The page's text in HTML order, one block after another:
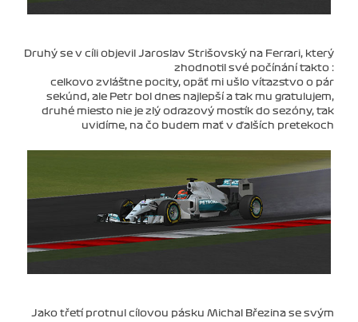
Druhý se v cíli objevil Jaroslav Strišovský na Ferrari, který
zhodnotil své počínání takto :
celkovo zvláštne pocity, opäť mi ušlo víťazstvo o pár
sekúnd, ale Petr bol dnes najlepší a tak mu gratulujem,
druhé miesto nie je zlý odrazový mostík do sezóny, tak
uvidíme, na čo budem mať v ďalších pretekoch
Jako třetí protnul cílovou pásku Michal Březina se svým